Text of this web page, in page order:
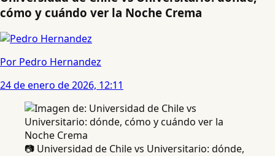
cómo y cuándo ver la Noche Crema
Por Pedro Hernandez
24 de enero de 2026, 12:11
📷 Universidad de Chile vs Universitario: dónde,